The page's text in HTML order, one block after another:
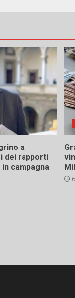
a
dei rapporti
campagna